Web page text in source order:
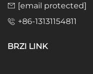
[email protected]
+86-13131154811
BRZI LINK